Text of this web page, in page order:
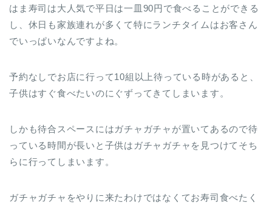
はま寿司は大人気で平日は一皿90円で食べることができる
し、休日も家族連れが多くて特にランチタイムはお客さん
でいっぱいなんですよね。
予約なしでお店に行って10組以上待っている時があると、
子供はすぐ食べたいのにぐずってきてしまいます。
しかも待合スペースにはガチャガチャが置いてあるので待
っている時間が長いと子供はガチャガチャを見つけてそち
らに行ってしまいます。
ガチャガチャをやりに来たわけではなくてお寿司食べたく